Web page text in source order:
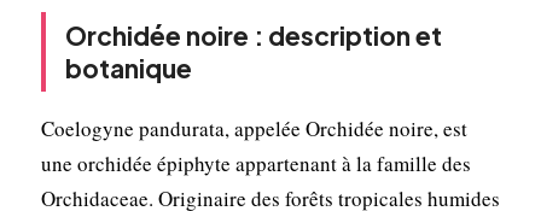
Orchidée noire : description et
botanique
Coelogyne pandurata, appelée Orchidée noire, est
une orchidée épiphyte appartenant à la famille des
Orchidaceae. Originaire des forêts tropicales humides